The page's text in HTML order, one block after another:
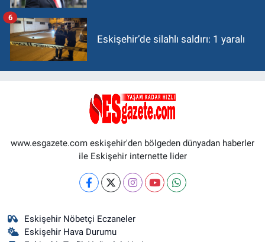
Eskişehir’de silahlı saldırı: 1 yaralı
6
www.esgazete.com eskişehir'den bölgeden dünyadan haberler
ile Eskişehir internette lider
Eskişehir Nöbetçi Eczaneler
Eskişehir Hava Durumu